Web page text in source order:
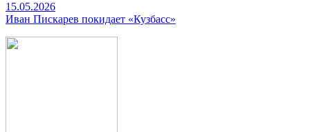
15.05.2026
Иван Пискарев покидает «Кузбасс»